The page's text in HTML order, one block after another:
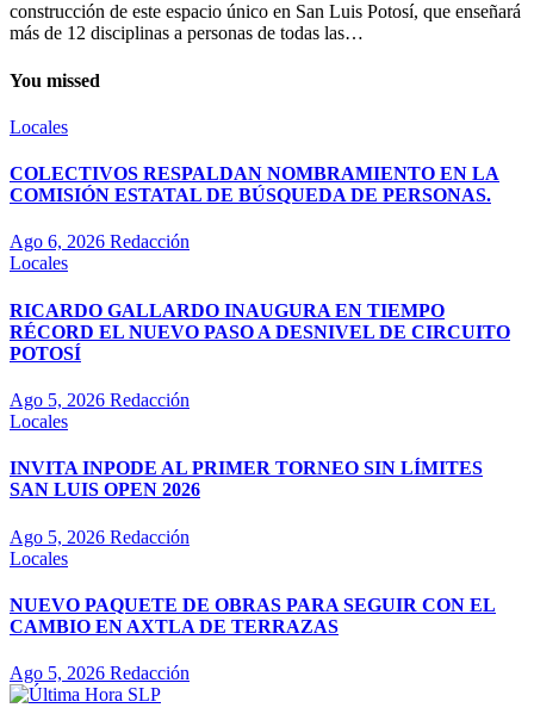
construcción de este espacio único en San Luis Potosí, que enseñará
más de 12 disciplinas a personas de todas las…
You missed
Locales
COLECTIVOS RESPALDAN NOMBRAMIENTO EN LA
COMISIÓN ESTATAL DE BÚSQUEDA DE PERSONAS.
Ago 6, 2026 Redacción
Locales
RICARDO GALLARDO INAUGURA EN TIEMPO
RÉCORD EL NUEVO PASO A DESNIVEL DE CIRCUITO
POTOSÍ
Ago 5, 2026 Redacción
Locales
INVITA INPODE AL PRIMER TORNEO SIN LÍMITES
SAN LUIS OPEN 2026
Ago 5, 2026 Redacción
Locales
NUEVO PAQUETE DE OBRAS PARA SEGUIR CON EL
CAMBIO EN AXTLA DE TERRAZAS
Ago 5, 2026 Redacción